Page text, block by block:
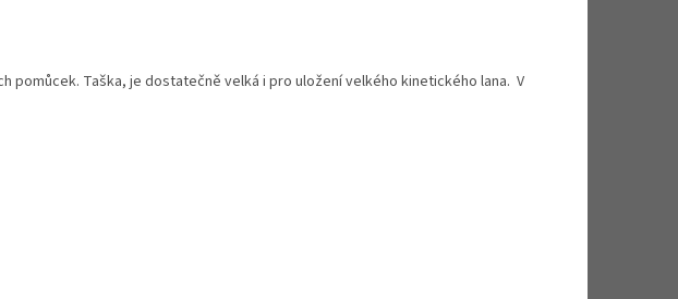
pomůcek. Taška, je dostatečně velká i pro uložení velkého kinetického lana. V